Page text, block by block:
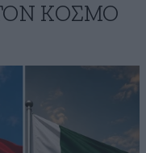
ΚΟΣΜΟ